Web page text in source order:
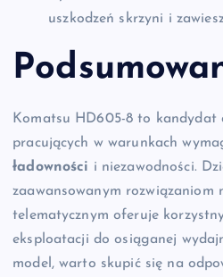
uszkodzeń skrzyni i
Komatsu HD605-8 to kandydat
pracujących w warunkach
ładowności i niezawodności.
zaawansowanym rozwiązaniom
telematycznym oferuje
eksploatacji do osiąganej
model, warto skupić się na